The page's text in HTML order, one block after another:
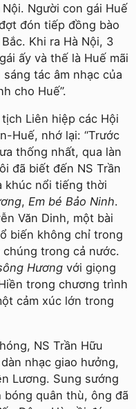
Người con gái Huế
đón tiếp đồng bào
Khi ra Hà Nội, 3
ấy và thế là Huế mãi
tác âm nhạc của
cho Huế”.
Liên hiệp các Hội
Huế, nhớ lại: “Trước
thống nhất, qua làn
đã biết đến NS Trần
khúc nổi tiếng thời
, Em bé Bảo Ninh.
Văn Dinh, một bài
biến không chỉ trong
trong cả nước.
Hương với giọng
trong chương trình
cảm xúc lớn trong
NS Trần Hữu
nhạc giao hưởng,
Lương. Sung sướng
quân thù, ông đã